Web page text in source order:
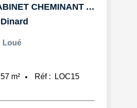
LOUE PAR LE CABINET CHEMINANT A DINARD T3 57M3 AVEC BALCON...
Dinard
Loué
57 m² Réf : LOC15